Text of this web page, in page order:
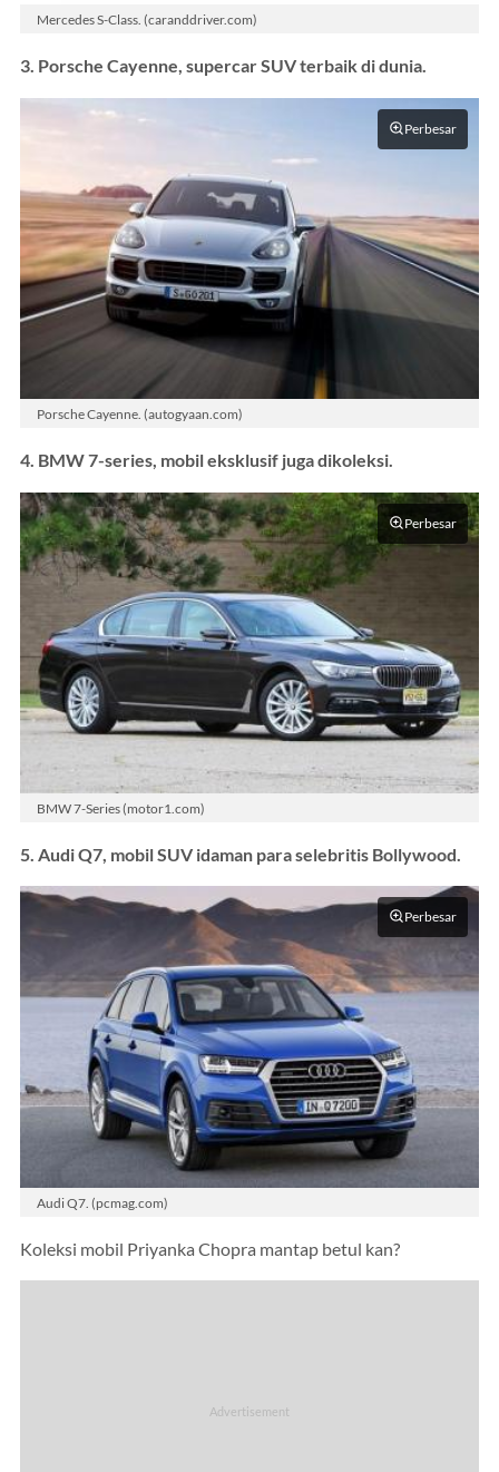
Mercedes S-Class. (caranddriver.com)
3. Porsche Cayenne, supercar SUV terbaik di dunia.
Perbesar
Porsche Cayenne. (autogyaan.com)
4. BMW 7-series, mobil eksklusif juga dikoleksi.
Perbesar
BMW 7-Series (motor1.com)
5. Audi Q7, mobil SUV idaman para selebritis Bollywood.
Perbesar
Audi Q7. (pcmag.com)
Koleksi mobil Priyanka Chopra mantap betul kan?